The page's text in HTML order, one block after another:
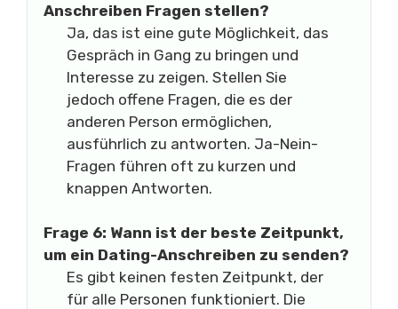
Anschreiben Fragen stellen?
Ja, das ist eine gute Möglichkeit, das
Gespräch in Gang zu bringen und
Interesse zu zeigen. Stellen Sie
jedoch offene Fragen, die es der
anderen Person ermöglichen,
ausführlich zu antworten. Ja-Nein-
Fragen führen oft zu kurzen und
knappen Antworten.
Frage 6: Wann ist der beste Zeitpunkt,
um ein Dating-Anschreiben zu senden?
Es gibt keinen festen Zeitpunkt, der
für alle Personen funktioniert. Die